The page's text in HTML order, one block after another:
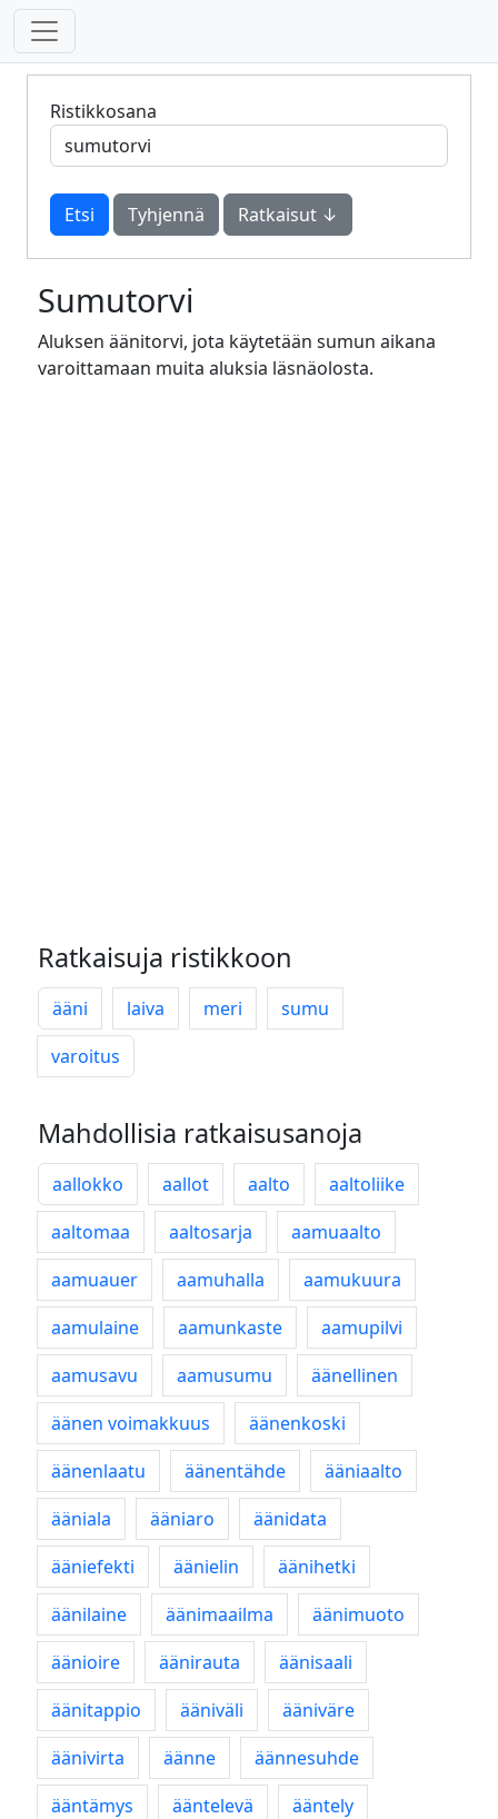
Ristikkosana
Tyhjennä Ratkaisut ↓
Sumutorvi
Aluksen äänitorvi, jota käytetään sumun aikana
varoittamaan muita aluksia läsnäolosta.
Ratkaisuja ristikkoon
ääni laiva meri
sumu
varoitus
Mahdollisia ratkaisusanoja
aallokko aallot aalto
aaltoliike
aaltomaa
aaltosarja
aamuaalto
aamuauer
aamuhalla
aamukuura
aamulaine
aamunkaste
aamupilvi
aamusavu
aamusumu
äänellinen
äänen voimakkuus
äänenkoski
äänenlaatu
äänentähde
ääniaalto
ääniala
ääniaro
äänidata
ääniefekti
äänielin
äänihetki
äänilaine
äänimaailma
äänimuoto
äänioire
äänirauta
äänisaali
äänitappio
ääniväli
ääniväre
äänivirta
äänne
äännesuhde
ääntämys
ääntelevä
ääntely